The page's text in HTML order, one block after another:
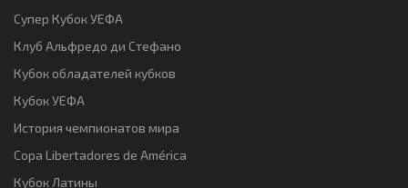
Супер Кубок УЕФА
Клуб Альфредо ди Стефано
Кубок обладателей кубков
Кубок УЕФА
История чемпионатов мира
Copa Libertadores de América
Кубок Латины